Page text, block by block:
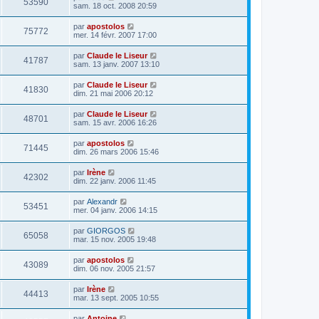
sam. 18 oct. 2008 20:59
75772 par apostolos
mer. 14 févr. 2007 17:00
41787 par Claude le Liseur
sam. 13 janv. 2007 13:10
41830 par Claude le Liseur
dim. 21 mai 2006 20:12
48701 par Claude le Liseur
sam. 15 avr. 2006 16:26
71445 par apostolos
dim. 26 mars 2006 15:46
42302 par Irène
dim. 22 janv. 2006 11:45
53451 par Alexandr
mer. 04 janv. 2006 14:15
65058 par GIORGOS
mar. 15 nov. 2005 19:48
43089 par apostolos
dim. 06 nov. 2005 21:57
44413 par Irène
mar. 13 sept. 2005 10:55